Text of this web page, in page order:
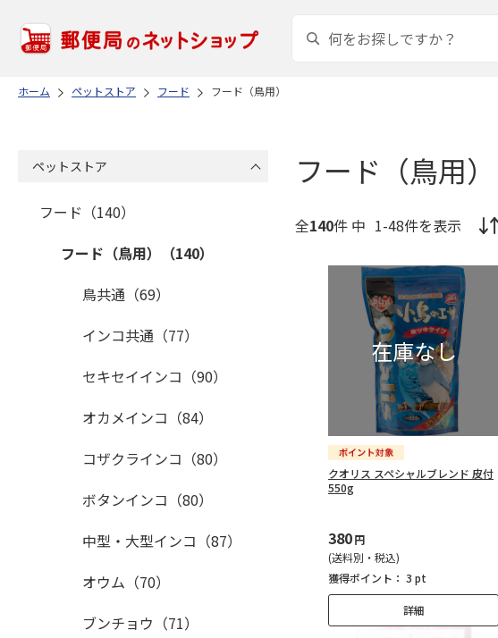
ホーム ペットストア フード フード（鳥用）
フード（鳥用）
全140件 中 1-48件を表示
クオリス スペシャルブレンド 皮付
550g
380円
(送料別・税込)
獲得ポイント： 3 pt
詳細
ペットストア
フード（140）
フード（鳥用）（140）
鳥共通（69）
インコ共通（77）
セキセイインコ（90）
オカメインコ（84）
コザクラインコ（80）
ボタンインコ（80）
中型・大型インコ（87）
オウム（70）
ブンチョウ（71）